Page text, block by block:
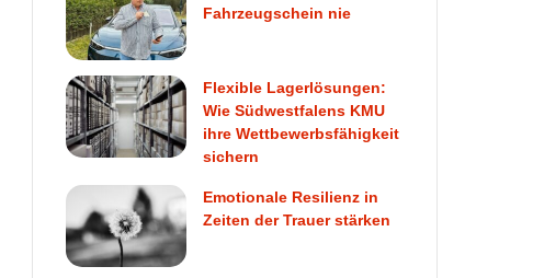
Fahrzeugschein nie
Flexible Lagerlösungen:
Wie Südwestfalens KMU
ihre Wettbewerbsfähigkeit
sichern
Emotionale Resilienz in
Zeiten der Trauer stärken